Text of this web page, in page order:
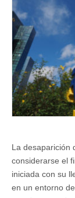
La desaparición
considerarse el
iniciada con su
en un entorno